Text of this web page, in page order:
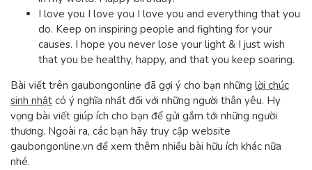
I love you I love you I love you and everything that you
do. Keep on inspiring people and fighting for your
causes. I hope you never lose your light & I just wish
that you be healthy, happy, and that you keep soaring.
Bài viết trên gaubongonline đã gợi ý cho bạn những lời chúc
sinh nhật có ý nghĩa nhất đối với những người thân yêu. Hy
vọng bài viết giúp ích cho bạn để gửi gắm tới những người
thương. Ngoài ra, các bạn hãy truy cập website
gaubongonline.vn để xem thêm nhiều bài hữu ích khác nữa
nhé.